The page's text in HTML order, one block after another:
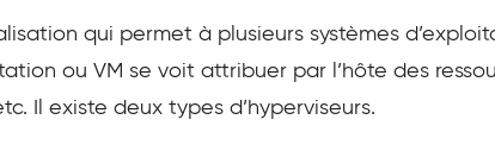
qui permet à plusieurs systèmes
ou VM se voit attribuer par l’hôte des
Il existe deux types d’hyperviseurs.